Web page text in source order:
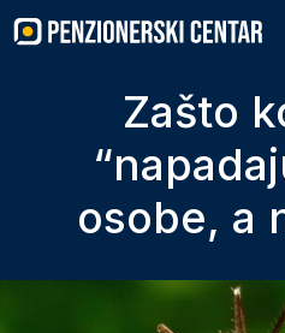
to
content
Zašto
osobe, a